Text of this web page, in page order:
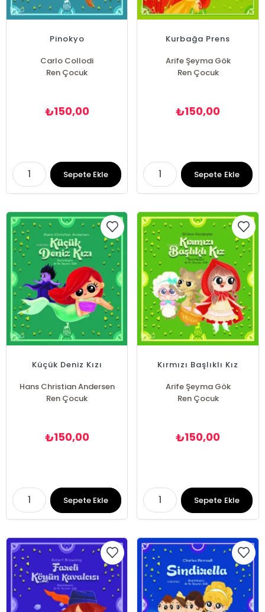
Pinokyo
Carlo Collodi
Ren Çocuk
₺150,00
Sepete Ekle
Kurbağa Prens
Arife Şeyma Gök
Ren Çocuk
₺150,00
Sepete Ekle
Küçük Deniz Kızı
Hans Christian Andersen
Ren Çocuk
₺150,00
Sepete Ekle
Kırmızı Başlıklı Kız
Arife Şeyma Gök
Ren Çocuk
₺150,00
Sepete Ekle